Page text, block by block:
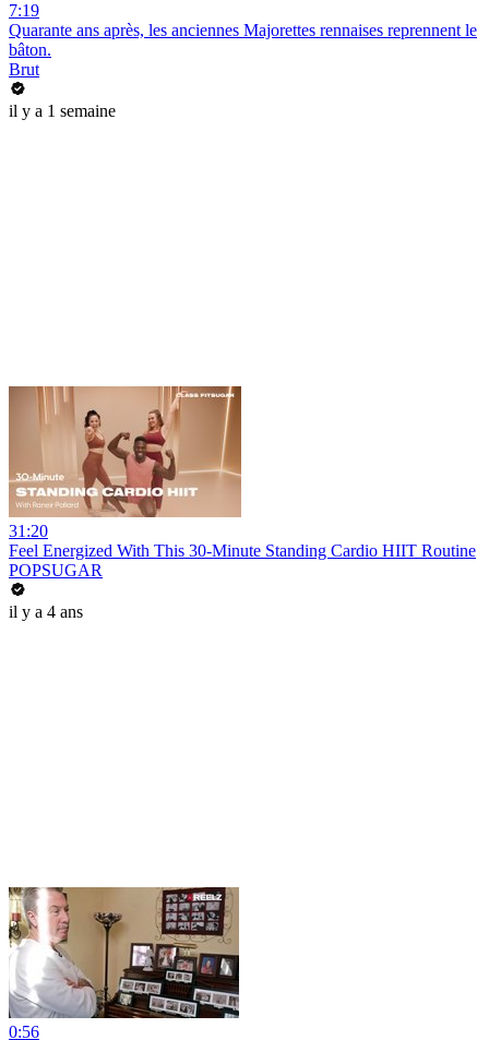
7:19
Quarante ans après, les anciennes Majorettes rennaises reprennent le
bâton.
Brut
il y a 1 semaine
31:20
Feel Energized With This 30-Minute Standing Cardio HIIT Routine
POPSUGAR
il y a 4 ans
0:56